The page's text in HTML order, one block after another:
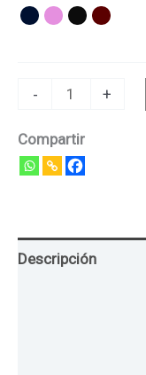
- +
Compartir
Descripción